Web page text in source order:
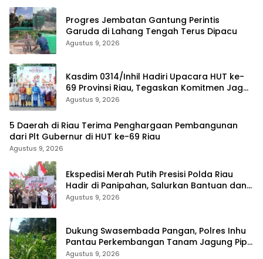
Progres Jembatan Gantung Perintis
Garuda di Lahang Tengah Terus Dipacu
Agustus 9, 2026
Kasdim 0314/Inhil Hadiri Upacara HUT ke-
69 Provinsi Riau, Tegaskan Komitmen Jaga
Persatuan dan Pembangunan
Agustus 9, 2026
5 Daerah di Riau Terima Penghargaan Pembangunan
dari Plt Gubernur di HUT ke-69 Riau
Agustus 9, 2026
Ekspedisi Merah Putih Presisi Polda Riau
Hadir di Panipahan, Salurkan Bantuan dan
Layanan Kesehatan
Agustus 9, 2026
Dukung Swasembada Pangan, Polres Inhu
Pantau Perkembangan Tanam Jagung Pipil
Agustus 9, 2026